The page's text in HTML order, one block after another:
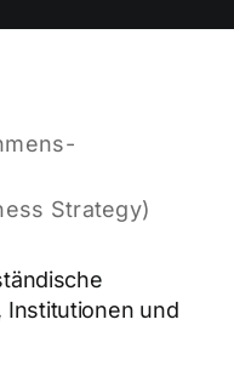
Strategy)
Institutionen und